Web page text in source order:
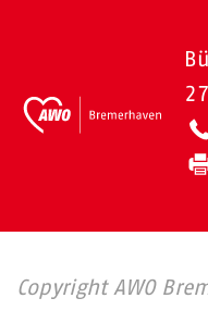
Copyright AWO